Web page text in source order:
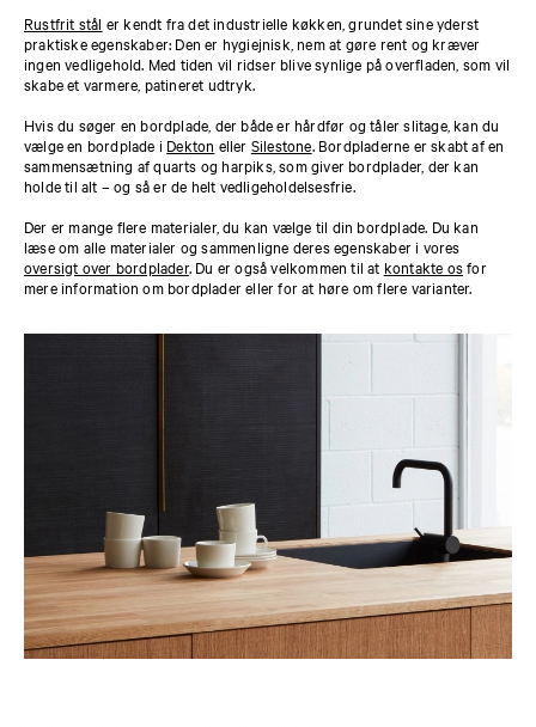
Rustfrit stål er kendt fra det industrielle køkken, grundet sine yderst
praktiske egenskaber: Den er hygiejnisk, nem at gøre rent og kræver
ingen vedligehold. Med tiden vil ridser blive synlige på overfladen, som vil
skabe et varmere, patineret udtryk.
Hvis du søger en bordplade, der både er hårdfør og tåler slitage, kan du
vælge en bordplade i Dekton eller Silestone. Bordpladerne er skabt af en
sammensætning af quarts og harpiks, som giver bordplader, der kan
holde til alt – og så er de helt vedligeholdelsesfrie.
Der er mange flere materialer, du kan vælge til din bordplade. Du kan
læse om alle materialer og sammenligne deres egenskaber i vores
oversigt over bordplader. Du er også velkommen til at kontakte osfor
mere information om bordplader eller for at høre om flere varianter.